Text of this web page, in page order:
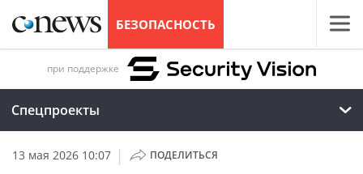
БЕЗОПАСНОСТЬ
при поддержке
Спецпроекты
13 мая 2026 10:07 | ПОДЕЛИТЬСЯ